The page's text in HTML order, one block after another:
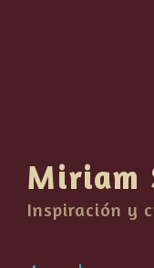
Miriam
Inspiración y